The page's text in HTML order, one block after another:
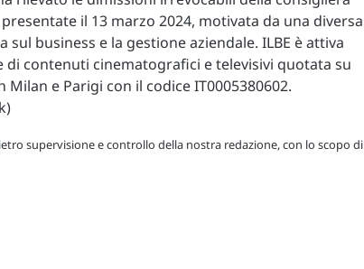
il 13 marzo 2024, motivata da una diversa
sul business e la gestione aziendale. ILBE è attiva
di contenuti cinematografici e televisivi quotata su
Milan e Parigi con il codice IT0005380602.
supervisione e controllo della nostra redazione, con lo scopo di